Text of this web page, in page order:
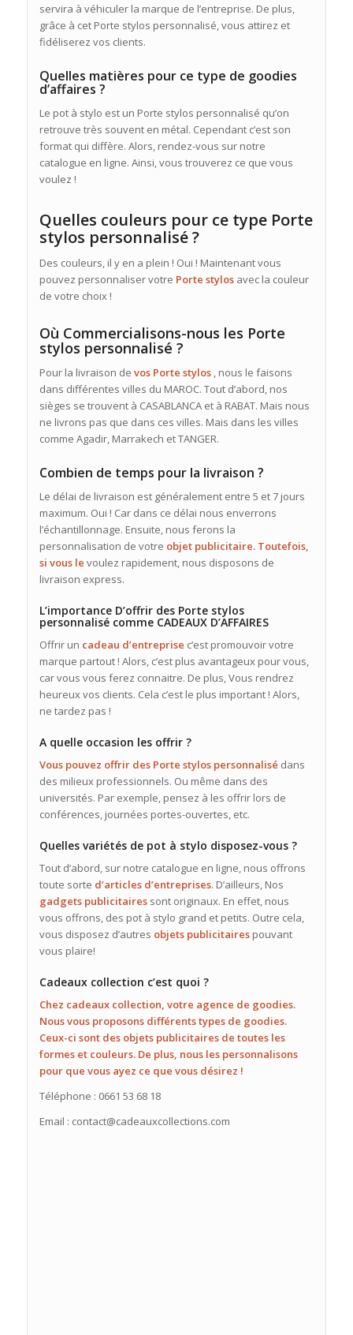
servira à véhiculer la marque de l’entreprise. De plus,
grâce à cet Porte stylos personnalisé, vous attirez et
fidéliserez vos clients.
Quelles matières pour ce type de goodies
d’affaires ?
Le pot à stylo est un Porte stylos personnalisé qu’on
retrouve très souvent en métal. Cependant c’est son
format qui diffère. Alors, rendez-vous sur notre
catalogue en ligne. Ainsi, vous trouverez ce que vous
voulez !
Quelles couleurs pour ce type Porte
stylos personnalisé ?
Des couleurs, il y en a plein ! Oui ! Maintenant vous
pouvez personnaliser votre Porte stylosavec la couleur
de votre choix !
Où Commercialisons-nous les Porte
stylos personnalisé ?
Pour la livraison de vos Porte stylos , nous le faisons
dans différentes villes du MAROC. Tout d’abord, nos
sièges se trouvent à CASABLANCA et à RABAT. Mais nous
ne livrons pas que dans ces villes. Mais dans les villes
comme Agadir, Marrakech et TANGER.
Combien de temps pour la livraison ?
Le délai de livraison est généralement entre 5 et 7 jours
maximum. Oui ! Car dans ce délai nous enverrons
l’échantillonnage. Ensuite, nous ferons la
personnalisation de votre objet publicitaire. Toutefois,
si vous le voulez rapidement, nous disposons de
livraison express.
L’importance D’offrir des Porte stylos
personnalisé comme CADEAUX D’AFFAIRES
Offrir un cadeau d’entreprise c’est promouvoir votre
marque partout ! Alors, c’est plus avantageux pour vous,
car vous vous ferez connaitre. De plus, Vous rendrez
heureux vos clients. Cela c’est le plus important ! Alors,
ne tardez pas !
A quelle occasion les offrir ?
Vous pouvez offrir des Porte stylos personnalisé dans
des milieux professionnels. Ou même dans des
universités. Par exemple, pensez à les offrir lors de
conférences, journées portes-ouvertes, etc.
Quelles variétés de pot à stylo disposez-vous ?
Tout d’abord, sur notre catalogue en ligne, nous offrons
toute sorte d’articles d’entreprises. D’ailleurs, Nos
gadgets publicitaires sont originaux. En effet, nous
vous offrons, des pot à stylo grand et petits. Outre cela,
vous disposez d’autres objets publicitairespouvant
vous plaire!
Cadeaux collection c’est quoi ?
Chez cadeaux collection, votre agence de goodies.
Nous vous proposons différents types de goodies.
Ceux-ci sont des objets publicitaires de toutes les
formes et couleurs. De plus, nous les personnalisons
pour que vous ayez ce que vous désirez !
Téléphone : 0661 53 68 18
Email : contact@cadeauxcollections.com